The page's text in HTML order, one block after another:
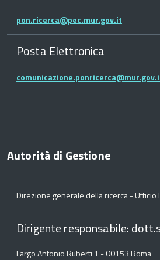
pon.ricerca@pec.mur.gov.it
Posta Elettronica
Autorità di Gestione
Direzione generale della ricerca - Ufficio
Dirigente responsabile:
Largo Antonio Ruberti 1 - 00153 Roma